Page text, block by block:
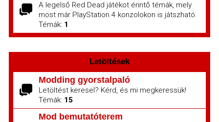
A legelső Red Dead játékot érintő témák, mely
most már PlayStation 4 konzolokon is játszható.
Témák: 1
Letöltések
Modding gyorstalpaló
Letöltést keresel? Kérd, és mi megkeressük!
Témák: 15
Mod bemutatóterem